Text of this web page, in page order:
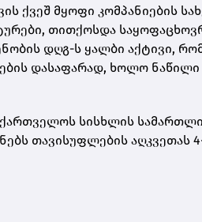
ქვეშ მყოფი კომპანიების
თითქოსდა
დღგ-ს ყალბი აქტივი,
დასაფარად, ხოლო
სისხლის
თავისუფლების აღკვეთას